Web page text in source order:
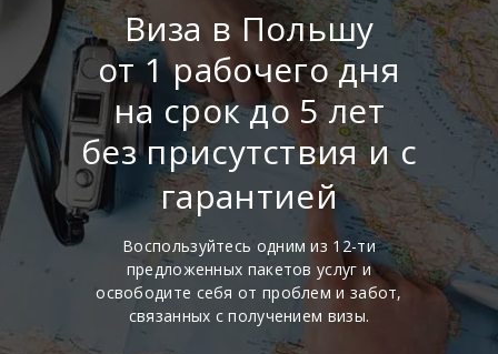
Виза в Польшу
от 1 рабочего дня
на срок до 5 лет
без присутствия и с
гарантией
Воспользуйтесь одним из 12-ти
предложенных пакетов услуг и
освободите себя от проблем и забот,
связанных с получением визы.